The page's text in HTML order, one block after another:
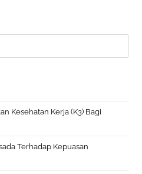
Kesehatan Kerja (K3) Bagi
Terhadap Kepuasan